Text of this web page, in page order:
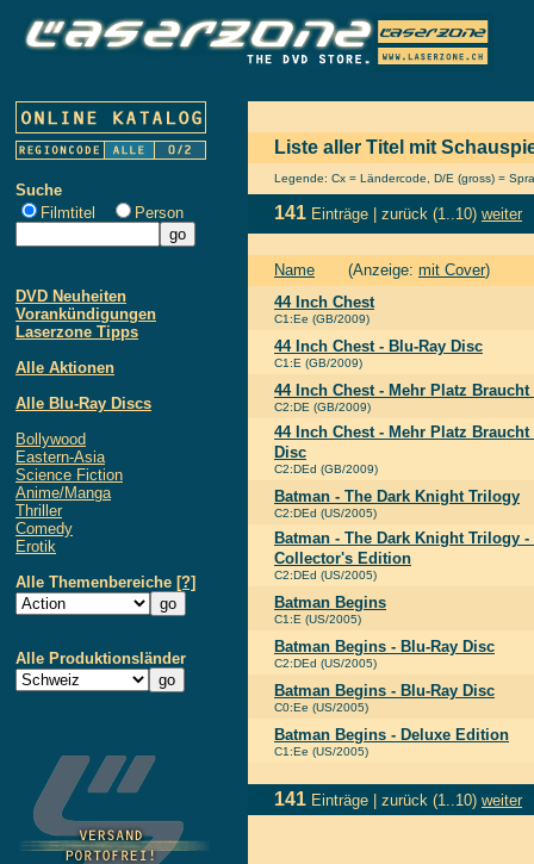
Suche
Filmtitel
Person
DVD Neuheiten
Vorankündigungen
Laserzone Tipps
Alle Aktionen
Alle Blu-Ray Discs
Bollywood
Eastern-Asia
Science Fiction
Anime/Manga
Thriller
Comedy
Erotik
Alle Themenbereiche [?]
Alle Produktionsländer
Liste aller Titel mit
Legende: Cx = Ländercode, D/E (gross) =
141 Einträge | zurück (1..10) weiter
Name (Anzeige: mit Cover)
44 Inch Chest
C1:Ee (GB/2009)
44 Inch Chest - Blu-Ray Disc
C1:E (GB/2009)
44 Inch Chest - Mehr Platz Braucht
C2:DE (GB/2009)
44 Inch Chest - Mehr Platz
Disc
C2:DEd (GB/2009)
Batman - The Dark Knight Trilogy
C2:DEd (US/2005)
Batman - The Dark Knight Trilogy
Collector's Edition
C2:DEd (US/2005)
Batman Begins
C1:E (US/2005)
Batman Begins - Blu-Ray Disc
C2:DEd (US/2005)
Batman Begins - Blu-Ray Disc
C0:Ee (US/2005)
Batman Begins - Deluxe Edition
C1:Ee (US/2005)
141 Einträge | zurück (1..10) weiter